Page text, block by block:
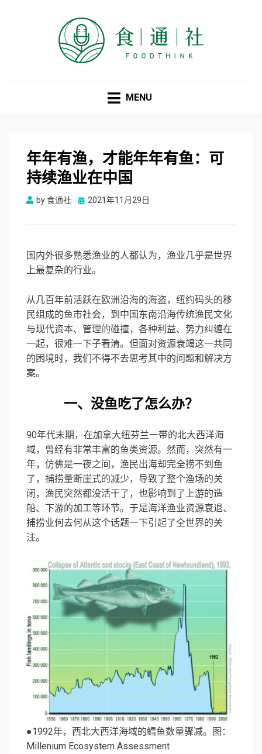
MENU
年年有渔，才能年年有鱼：可
持续渔业在中国
by食通社
Posted
2021年11月29日
国内外很多熟悉渔业的人都认为，渔业几乎是世界
上最复杂的行业。
从几百年前活跃在欧洲沿海的海盗，纽约码头的移
民组成的鱼市社会，到中国东南沿海传统渔民文化
与现代资本、管理的碰撞，各种利益、势力纠缠在
一起，很难一下子看清。但面对资源衰竭这一共同
的困境时，我们不得不去思考其中的问题和解决方
案。
一、没鱼吃了怎么办？
90年代末期，在加拿大纽芬兰一带的北大西洋海
域，曾经有非常丰富的鱼类资源。然而，突然有一
年，仿佛是一夜之间，渔民出海却完全捞不到鱼
了，捕捞量断崖式的减少，导致了整个渔场的关
闭，渔民突然都没活干了，也影响到了上游的造
船、下游的加工等环节。于是海洋渔业资源衰退、
捕捞业何去何从这个话题一下引起了全世界的关
注。
●1992年，西北大西洋海域的鳕鱼数量骤减。图：
Millenium Ecosystem Assessment